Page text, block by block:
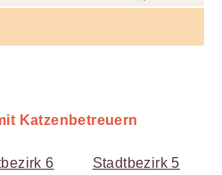
Katzenbetreuern
6
Stadtbezirk 5